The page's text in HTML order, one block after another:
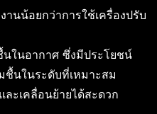
านน้อยกว่าการใช้เครื่องปรับ
นในอากาศ ซึ่งมีประโยชน์
ชื้นในระดับที่เหมาะสม
ละเคลื่อนย้ายได้สะดวก